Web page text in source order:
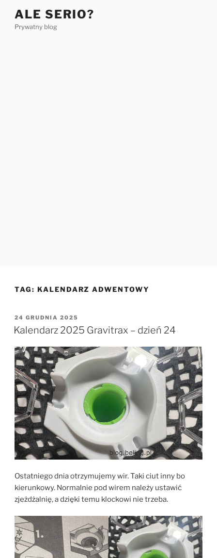
treści
ALE SERIO?
Prywatny blog
TAG: KALENDARZ ADWENTOWY
OPUBLIKOWANE
W
24 GRUDNIA 2025
Kalendarz 2025 Gravitrax – dzień 24
Ostatniego dnia otrzymujemy wir. Taki ciut inny bo
kierunkowy. Normalnie pod wirem należy ustawić
zjeżdżalnię, a dzięki temu klockowi nie trzeba.